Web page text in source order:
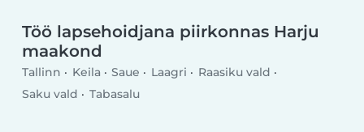
Töö lapsehoidjana piirkonnas Harju
maakond
Tallinn Keila Saue Laagri
Raasiku vald
Saku vald
Tabasalu